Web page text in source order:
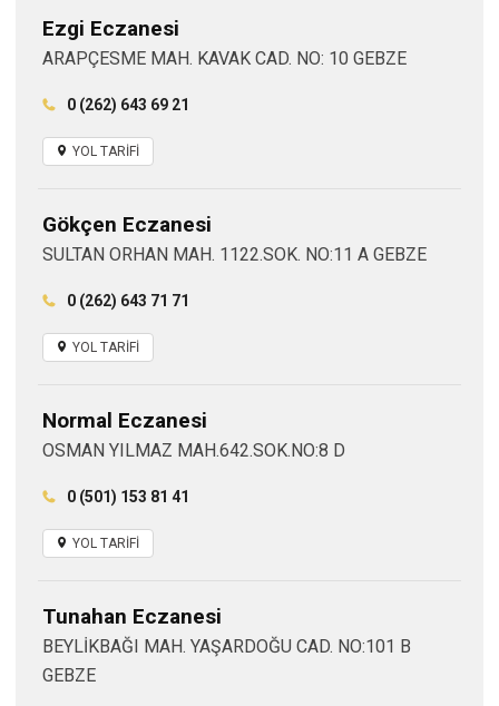
Ezgi Eczanesi
ARAPÇESME MAH. KAVAK CAD. NO: 10 GEBZE
0 (262) 643 69 21
YOL TARİFİ
Gökçen Eczanesi
SULTAN ORHAN MAH. 1122.SOK. NO:11 A GEBZE
0 (262) 643 71 71
YOL TARİFİ
Normal Eczanesi
OSMAN YILMAZ MAH.642.SOK.NO:8 D
0 (501) 153 81 41
YOL TARİFİ
Tunahan Eczanesi
BEYLİKBAĞI MAH. YAŞARDOĞU CAD. NO:101 B
GEBZE